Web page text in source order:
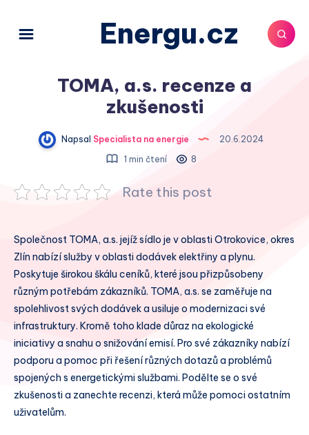
Energu.cz
TOMA, a.s. recenze a
zkušenosti
Napsal Specialista na energie
20.6.2024
1 min čtení
8
Rate this post
Společnost TOMA, a.s. jejíž sídlo je v oblasti Otrokovice, okres
Zlín nabízí služby v oblasti dodávek elektřiny a plynu.
Poskytuje širokou škálu ceníků, které jsou přizpůsobeny
různým potřebám zákazníků. TOMA, a.s. se zaměřuje na
spolehlivost svých dodávek a usiluje o modernizaci své
infrastruktury. Kromě toho klade důraz na ekologické
iniciativy a snahu o snižování emisí. Pro své zákazníky nabízí
podporu a pomoc při řešení různých dotazů a problémů
spojených s energetickými službami. Podělte se o své
zkušenosti a zanechte recenzi, která může pomoci ostatním
uživatelům.